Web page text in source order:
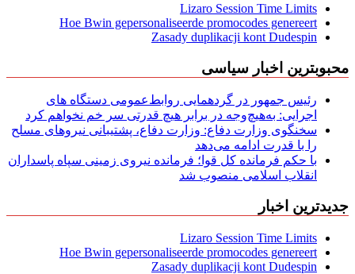
Lizaro Session Time Limits
Hoe Bwin gepersonaliseerde promocodes genereert
Zasady duplikacji kont Dudespin
محبوبترین اخبار سیاسی
رئیس جمهور در گردهمایی روابط‌عمومی دستگاه های
اجرایی: به‌هیچ‌وجه در برابر هیچ قدرتی سر خم نخواهم کرد
سخنگوی وزارت دفاع: وزارت دفاع، پشتیبانی نیرو‌های مسلح
را با قدرت ادامه می‌دهد
با حکم فرمانده کل قوا؛ فرمانده نیروی زمینی سپاه پاسداران
انقلاب اسلامی منصوب شد
جدیدترین اخبار
Lizaro Session Time Limits
Hoe Bwin gepersonaliseerde promocodes genereert
Zasady duplikacji kont Dudespin